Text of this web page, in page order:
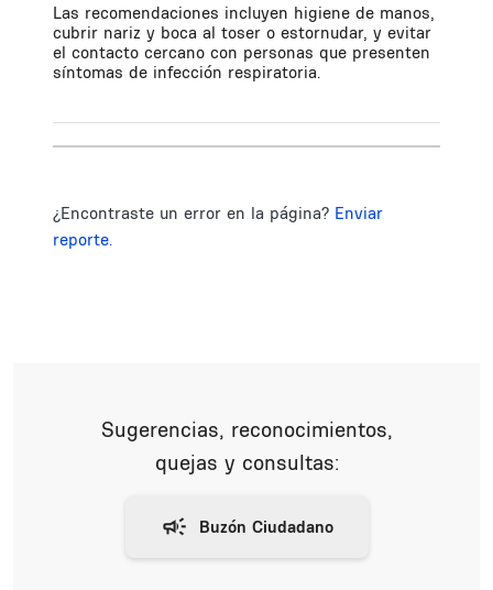
Las recomendaciones incluyen higiene de manos,
cubrir nariz y boca al toser o estornudar, y evitar
el contacto cercano con personas que presenten
síntomas de infección respiratoria.
¿Encontraste un error en la página? Enviar
reporte.
Sugerencias, reconocimientos,
quejas y consultas: